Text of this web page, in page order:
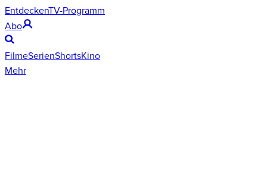
EntdeckenTV-Programm
Abo
FilmeSerienShortsKino
Mehr